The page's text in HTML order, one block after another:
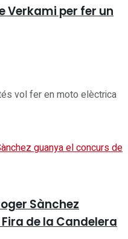
Verkami per fer un
vol fer en moto elèctrica
Sànchez
de la Candelera